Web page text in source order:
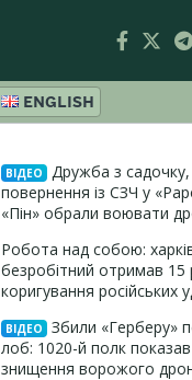
ENGLISH
ВІДЕО
Дружба з садочку,
повернення із СЗЧ у
«Пін» обрали воювати
Робота над собою:
безробітний отримав 15
коригування російських
ВІДЕО
Збили «Герберу»
лоб: 1020-й полк показав
знищення ворожого